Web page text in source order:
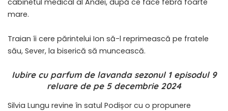
cabinetul medical al Andei, după ce face febră foarte
mare.
Traian îi cere părintelui Ion să-l reprimească pe fratele
său, Sever, la biserică să muncească.
Iubire cu parfum de lavanda sezonul 1 episodul 9
reluare de pe 5 decembrie 2024
Silvia Lungu revine în satul Podișor cu o propunere